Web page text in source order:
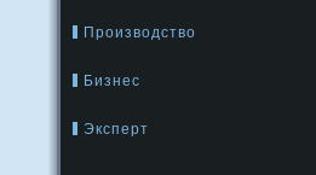
Производство
Бизнес
Эксперт